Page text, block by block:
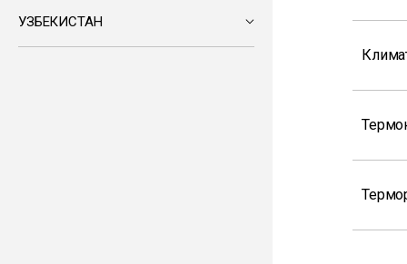
УЗБЕКИСТАН